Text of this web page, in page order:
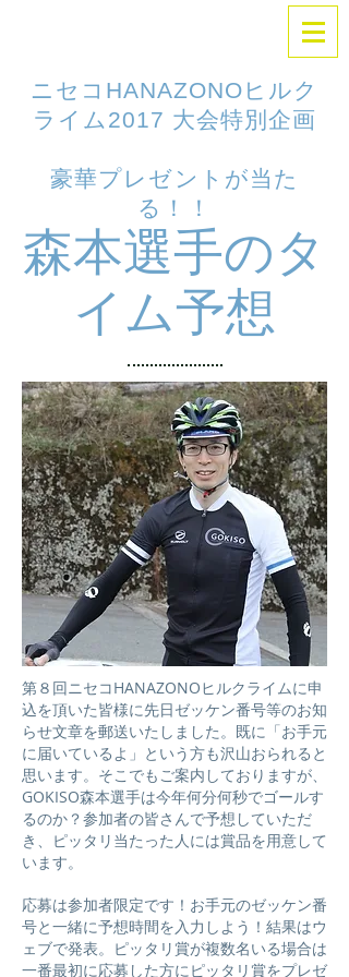
ニセコHANAZONOヒルク
ライム2017 大会特別企画
豪華プレゼントが当た
る！！
​森本選手のタ
イム予想
第８回ニセコHANAZONOヒルクライムに申
込を頂いた皆様に先日ゼッケン番号等のお知
らせ文章を郵送いたしました。既に「お手元
に届いているよ」という方も沢山おられると
思います。そこでもご案内しておりますが、
GOKISO森本選手は今年何分何秒でゴールす
るのか？参加者の皆さんで予想していただ
き、ピッタリ当たった人には賞品を用意して
います。
応募は参加者限定です！お手元のゼッケン番
号と一緒に予想時間を入力しよう！結果はウ
ェブで発表。ピッタリ賞が複数名いる場合は
一番最初に応募した方にピッタリ賞をプレゼ